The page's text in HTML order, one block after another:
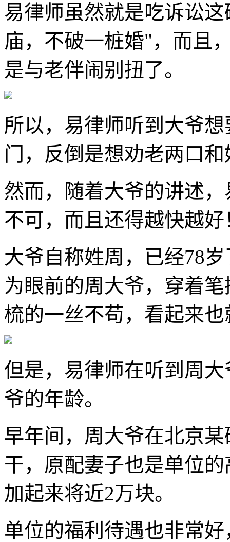
易律师虽然就是吃诉讼
庙，不破一桩婚"，而且
是与老伴闹别扭了。
所以，易律师听到大爷
门，反倒是想劝老两口和
然而，随着大爷的讲述
不可，而且还得越快越好
大爷自称姓周，已经78
为眼前的周大爷，穿着
梳的一丝不苟，看起来
但是，易律师在听到周
爷的年龄。
早年间，周大爷在北京
干，原配妻子也是单位
加起来将近2万块。
单位的福利待遇也非常